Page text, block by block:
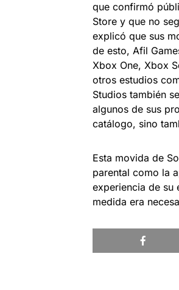
que confirmó
Store y que no
explicó que sus
de esto, Afil
Xbox One, Xbox
otros estudios
Studios también
algunos de sus
catálogo, sino
Esta movida de
parental como la
experiencia de su
medida era